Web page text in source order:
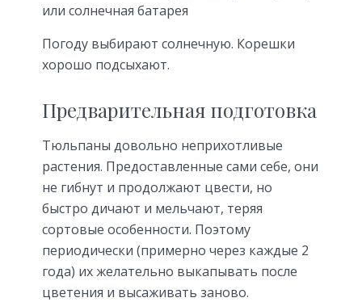
или солнечная батарея
Погоду выбирают солнечную. Корешки
хорошо подсыхают.
Предварительная подготовка
Тюльпаны довольно неприхотливые
растения. Предоставленные сами себе, они
не гибнут и продолжают цвести, но
быстро дичают и мельчают, теряя
сортовые особенности. Поэтому
периодически (примерно через каждые 2
года) их желательно выкапывать после
цветения и высаживать заново.